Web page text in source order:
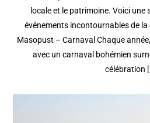
locale et le patrimoine. Voici une
événements incontournables de
Masopust – Carnaval Chaque
avec un carnaval bohémien
célébration